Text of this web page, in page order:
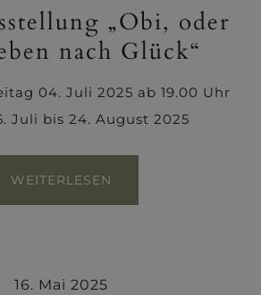
„Obi, oder
nach Glück“
04. Juli 2025 ab 19.00 Uhr
Juli bis 24. August 2025
WEITERLESEN
16. Mai 2025